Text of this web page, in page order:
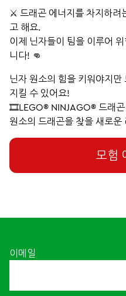
⚔️ 드래곤 에너지를 차지하려
고 해요.
이제 닌자들이 팀을 이루어
니다! 👊
닌자 원소의 힘을 키워야지
지킬 수 있어요!
🎞️LEGO® NINJAGO® 드래곤
원소의 드래곤을 찾을 새로운
모험
이메일